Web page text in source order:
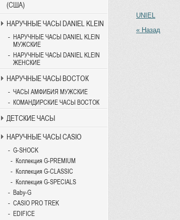
UNIEL
« Назад
(США)
НАРУЧНЫЕ ЧАСЫ DANIEL KLEIN
НАРУЧНЫЕ ЧАСЫ DANIEL KLEIN
МУЖСКИЕ
НАРУЧНЫЕ ЧАСЫ DANIEL KLEIN
ЖЕНСКИЕ
НАРУЧНЫЕ ЧАСЫ ВОСТОК
ЧАСЫ АМФИБИЯ МУЖСКИЕ
КОМАНДИРСКИЕ ЧАСЫ ВОСТОК
ДЕТСКИЕ ЧАСЫ
НАРУЧНЫЕ ЧАСЫ CASIO
G-SHOCK
Коллекция G-PREMIUM
Коллекция G-CLASSIC
Коллекция G-SPECIALS
Baby-G
CASIO PRO TREK
EDIFICE